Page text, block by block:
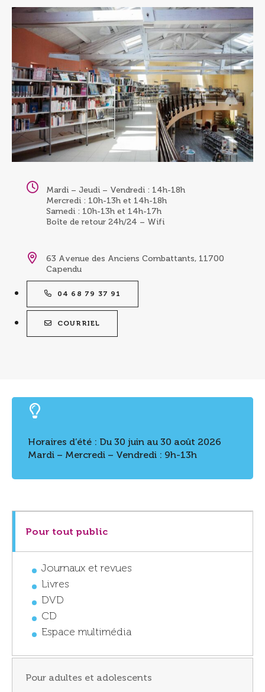
Mardi – Jeudi – Vendredi : 14h-18h
Mercredi : 10h-13h et 14h-18h
Samedi : 10h-13h et 14h-17h
Boîte de retour 24h/24 – Wifi
63 Avenue des Anciens Combattants, 11700
Capendu
04 68 79 37 91
COURRIEL
Horaires d’été : Du 30 juin au 30 août 2026
Mardi – Mercredi – Vendredi : 9h-13h
Pour tout public
Journaux et revues
Livres
DVD
CD
Espace multimédia
Pour adultes et adolescents